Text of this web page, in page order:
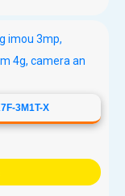
3M1T-X